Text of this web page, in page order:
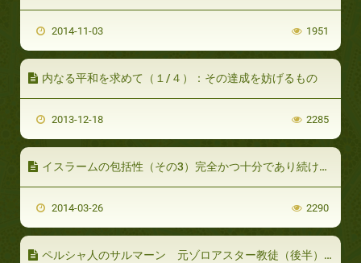
2014-11-03 1951
内なる平和を求めて（１/４）：その達成を妨げるもの
2013-12-18 2285
イスラームの包括性（その3）完全かつ十分であり続ける導き
2014-03-26 2290
ペルシャ人のサルマーン 元ゾロアスター教徒（後半）：キリスト教からイスラームへ